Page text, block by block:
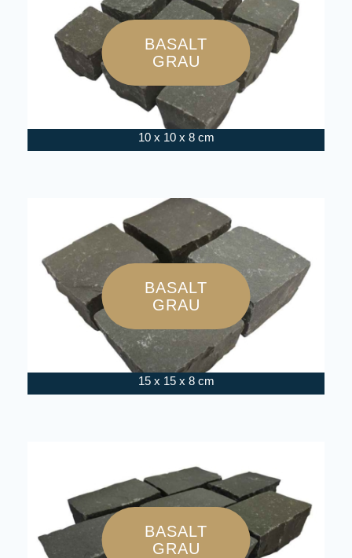
BASALT
GRAU
10 x 10 x 8 cm
BASALT
GRAU
15 x 15 x 8 cm
BASALT
GRAU